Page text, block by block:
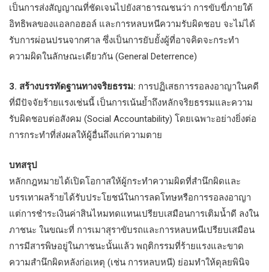
เป็นการส่งสัญญาณที่ชัดเจนไปยังสาธารณชนว่า การขับขี่ภายใต้
อิทธิพลของแอลกอฮอล์ และการหลบหนีความรับผิดชอบ จะไม่ได้
รับการผ่อนปรนจากศาล ซึ่งเป็นการยับยั้งผู้ที่อาจคิดจะกระทำ
ความผิดในลักษณะเดียวกัน (General Deterrence)
3. สร้างบรรทัดฐานทางจริยธรรม: การปฏิเสธการรอลงอาญาในคดี
ที่มีปัจจัยร้ายแรงเช่นนี้ เป็นการเน้นย้ำถึงหลักจริยธรรมและความ
รับผิดชอบต่อสังคม (Social Accountability) โดยเฉพาะอย่างยิ่งต่อ
การกระทำที่ส่งผลให้ผู้อื่นถึงแก่ความตาย
บทสรุป
หลักกฎหมายได้เปิดโอกาสให้ผู้กระทำความผิดที่สำนึกผิดและ
บรรเทาผลร้ายได้รับประโยชน์ในการลดโทษหรือการรอลงอาญา
แต่การชำระเงินค่าสินไหมทดแทนเปรียบเสมือนการเติมน้ำดี ลงใน
ภาชนะ ในขณะที่ การเมาสุราขับรถและการหลบหนีเปรียบเสมือน
การมีสารพิษอยู่ในภาชนะนั้นแล้ว พฤติกรรมที่ร้ายแรงและขาด
ความสำนึกผิดหลังก่อเหตุ (เช่น การหลบหนี) ย่อมทำให้ดุลยพินิจ